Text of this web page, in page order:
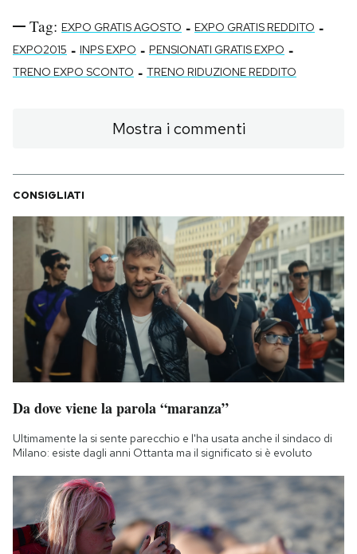
Tag: EXPO GRATIS AGOSTO - EXPO GRATIS REDDITO -
EXPO2015 - INPS EXPO - PENSIONATI GRATIS EXPO -
TRENO EXPO SCONTO - TRENO RIDUZIONE REDDITO
Mostra i commenti
CONSIGLIATI
Da dove viene la parola “maranza”
Ultimamente la si sente parecchio e l'ha usata anche il sindaco di
Milano: esiste dagli anni Ottanta ma il significato si è evoluto